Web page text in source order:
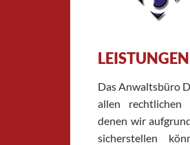
LEISTUNGEN
Das Anwaltsbüro
allen rechtlichen
denen wir
sicherstellen